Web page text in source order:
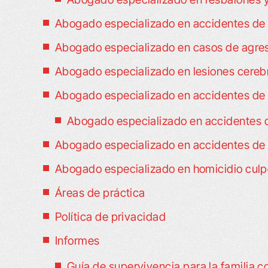
Abogado especializado en accidentes
Abogado especializado en casos de
Abogado especializado en lesiones
Abogado especializado en accidentes
Abogado especializado en accidentes
Abogado especializado en accidentes
Abogado especializado en homicidio
Áreas de práctica
Política de privacidad
Informes
VÍDEO: ESTOY MUY, MUY
CONTENTO
muy satisfecho: “Me mordió un
y sentí que el perito del seguro
estaba siendo sincero conmigo en
a lo que me correspondía y a la
su sitio web. Me gustó lo que
leí, y ustedes me respondieron…
VÍDEO: ME
Cómo lidiar con
buen amigo
cerca